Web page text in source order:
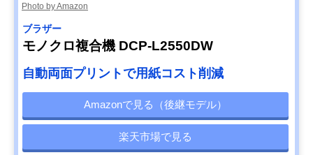
Photo by Amazon
ブラザー
モノクロ複合機 DCP-L2550DW
自動両面プリントで用紙コスト削減
Amazonで見る（後継モデル）
楽天市場で見る